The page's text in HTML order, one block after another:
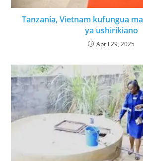
Tanzania, Vietnam kufungua
ya ushirikiano
April 29, 2025